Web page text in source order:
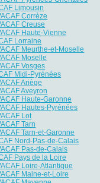
Limousin
Corrèze
Creuse
Haute-Vienne
Lorraine
Meurthe-et-Moselle
Moselle
Vosges
Midi-Pyrénées
Ariège
Aveyron
Haute-Garonne
Hautes-Pyrénées
Lot
Tarn
Tarn-et-Garonne
Nord-Pas-de-Calais
Pas-de-Calais
Pays de la Loire
Loire-Atlantique
Maine-et-Loire